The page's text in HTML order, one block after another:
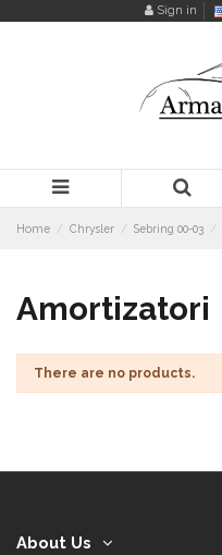
Sign in
Home Chrysler Sebring 00-03
Amortizatori
There are no products.
About Us